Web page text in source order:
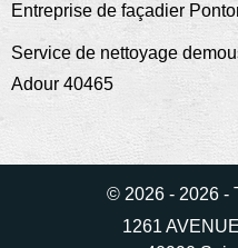
Entreprise de façadier
Service de nettoyage
Adour 40465
© 2026 - 2026 -
1261